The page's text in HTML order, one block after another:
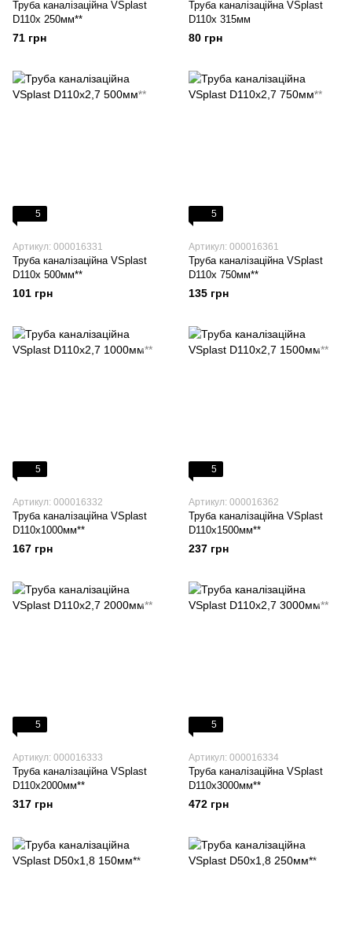
Труба каналізаційна VSplast
D110х 250мм**
71 грн
Труба каналізаційна VSplast
D110х 315мм
80 грн
5
Артикул: 000016331
Труба каналізаційна VSplast
D110х 500мм**
101 грн
5
Артикул: 000016361
Труба каналізаційна VSplast
D110х 750мм**
135 грн
5
Артикул: 000016332
Труба каналізаційна VSplast
D110х1000мм**
167 грн
5
Артикул: 000016362
Труба каналізаційна VSplast
D110х1500мм**
237 грн
5
Артикул: 000016333
Труба каналізаційна VSplast
D110х2000мм**
317 грн
5
Артикул: 000016334
Труба каналізаційна VSplast
D110х3000мм**
472 грн